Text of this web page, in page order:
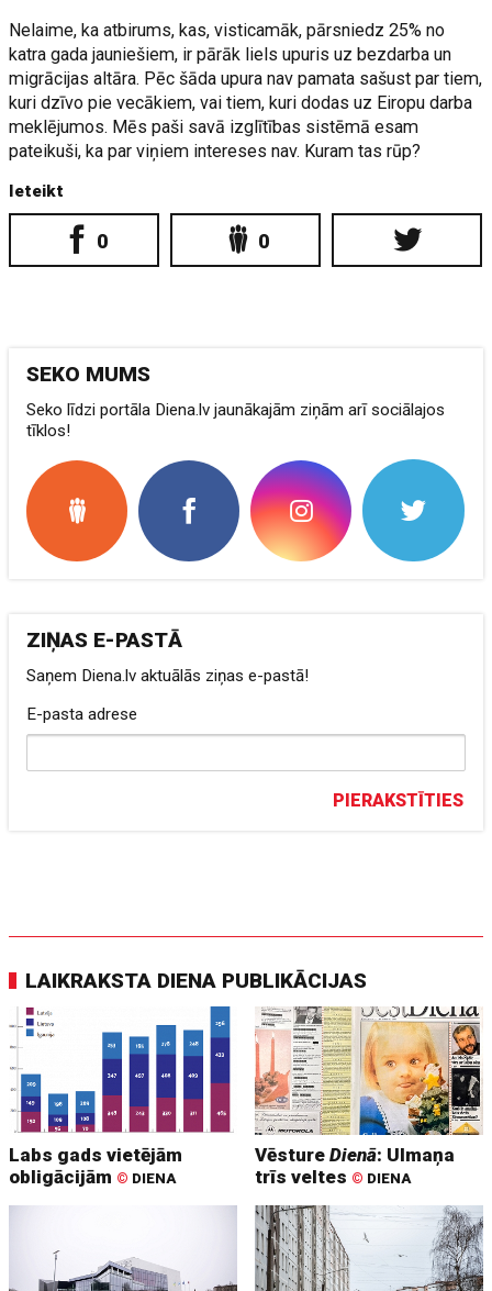
Nelaime, ka atbirums, kas, visticamāk, pārsniedz 25% no
katra gada jauniešiem, ir pārāk liels upuris uz bezdarba un
migrācijas altāra. Pēc šāda upura nav pamata sašust par tiem,
kuri dzīvo pie vecākiem, vai tiem, kuri dodas uz Eiropu darba
meklējumos. Mēs paši savā izglītības sistēmā esam
pateikuši, ka par viņiem intereses nav. Kuram tas rūp?
Ieteikt
0 0
SEKO MUMS
Seko līdzi portāla Diena.lv jaunākajām ziņām arī sociālajos
tīklos!
ZIŅAS E-PASTĀ
Saņem Diena.lv aktuālās ziņas e-pastā!
E-pasta adrese
PIERAKSTĪTIES
LAIKRAKSTA DIENA PUBLIKĀCIJAS
Labs gads vietējām
obligācijām © DIENA
VēstureDienā: Ulmaņa
trīs veltes © DIENA